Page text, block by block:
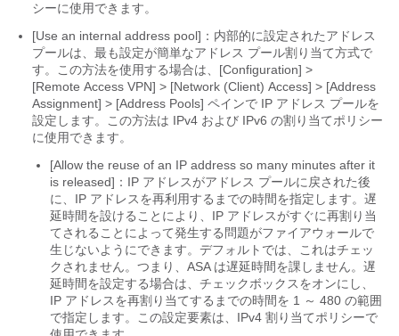
シーに使用できます。
[Use an internal address pool] ：内部的に設定されたアドレス
プールは、最も設定が簡単なアドレス プール割り当て方式で
す。
この方法を使用する場合は、[Configuration] >
[Remote Access VPN] > [Network (Client) Access] > [Address
Assignment] > [Address Pools] ペインで IP アドレス プールを
設定します。
この方法は IPv4 および IPv6 の割り当てポリシー
に使用できます。
[Allow the reuse of an IP address so many minutes after it
is released]：IP アドレスがアドレス プールに戻された後
に、IP アドレスを再利用するまでの時間を指定します。遅
延時間を設けることにより、IP アドレスがすぐに再割り当
てされることによって発生する問題がファイアウォールで
生じないようにできます。デフォルトでは、
これはチェッ
クされません。つまり、 ASA は遅延時間を課しません。 遅
延時間を設定する場合は、チェックボックスをオンにし、
IP アドレスを再割り当てするまでの時間を 1 ～ 480 の範囲
で指定します。
この設定要素は、IPv4 割り当てポリシーで